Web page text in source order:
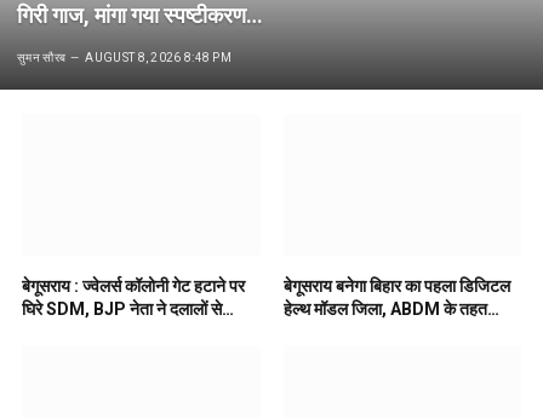
गिरी गाज, मांगा गया स्पष्टीकरण…
सुमन सौरब AUGUST 8, 2026 8:48 PM
बेगूसराय : ज्वेलर्स कॉलोनी गेट हटाने पर
घिरे SDM, BJP नेता ने दलालों से
बेगूसराय बनेगा बिहार का पहला डिजिटल
हेल्थ मॉडल जिला, ABDM के तहत